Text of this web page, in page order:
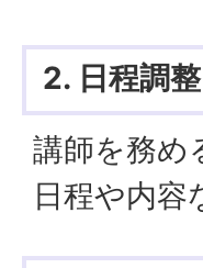
2. 日程調整
講師を務め
日程や内容